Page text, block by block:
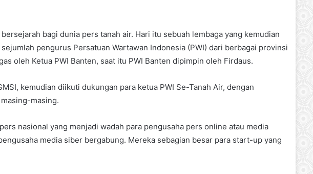
bagi dunia pers tanah air. Hari itu sebuah lembaga yang kemudian
pengurus Persatuan Wartawan Indonesia (PWI) dari berbagai provinsi
oleh Ketua PWI Banten, saat itu PWI Banten dipimpin oleh Firdaus.
kemudian diikuti dukungan para ketua PWI Se-Tanah Air, dengan
masing.
nasional yang menjadi wadah para pengusaha pers online atau media
media siber bergabung. Mereka sebagian besar para start-up yang